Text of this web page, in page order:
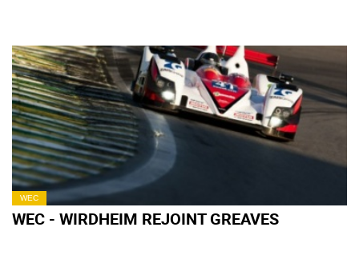
WEC
WEC - WIRDHEIM REJOINT GREAVES